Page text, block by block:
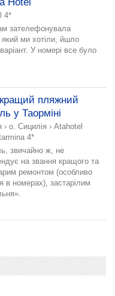
4*
зателефонувала
ми хотіли, йшло
У номері все було
пляжний
у Таорміні
› о. Сицилія › Atahotel
4*
звичайно ж, не
на звання кращого та
ремонтом (особливо
в номерах), застарілим